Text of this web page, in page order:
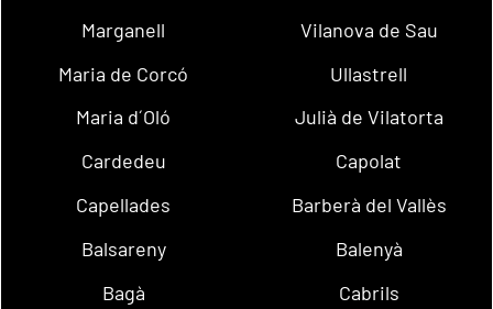
Marganell
Vilanova de Sau
Maria de Corcó
Ullastrell
Maria d´Oló
Julià de Vilatorta
Cardedeu
Capolat
Capellades
Barberà del Vallès
Balsareny
Balenyà
Bagà
Cabrils